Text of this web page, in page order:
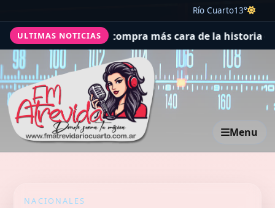
Río Cuarto13°
ULTIMAS NOTICIAS
la compra más cara de la historia del fútbol
Menu
NACIONALES